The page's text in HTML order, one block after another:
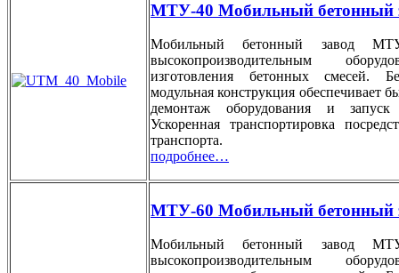
МТУ-40 Мобильный бетонный
Мобильный бетонный завод
высокопроизводительным
изготовления бетонных смесей.
модульная конструкция обеспечивает
демонтаж оборудования и запуск
Ускоренная транспортировка
транспорта.
подробнее…
МТУ-60 Мобильный бетонный
Мобильный бетонный завод
высокопроизводительным